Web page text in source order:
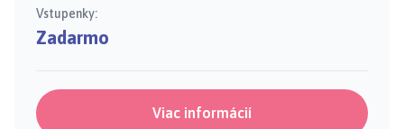
Vstupenky:
Zadarmo
Viac informácií